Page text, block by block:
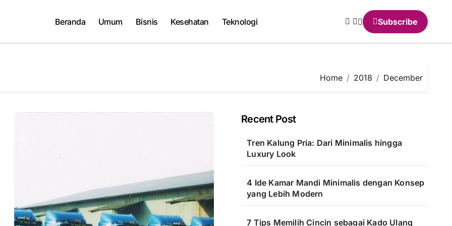
Beranda Umum Bisnis Kesehatan Teknologi Subscribe
Home 2018 December
Recent Post
Tren Kalung Pria: Dari Minimalis hingga
Luxury Look
4 Ide Kamar Mandi Minimalis dengan Konsep
yang Lebih Modern
7 Tips Memilih Cincin sebagai Kado Ulang